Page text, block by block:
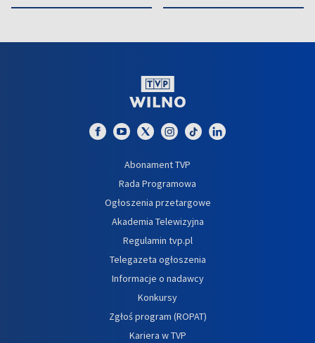
Abonament TVP
Rada Programowa
Ogłoszenia przetargowe
Akademia Telewizyjna
Regulamin tvp.pl
Telegazeta ogłoszenia
Informacje o nadawcy
Konkursy
Zgłoś program (ROPAT)
Kariera w TVP